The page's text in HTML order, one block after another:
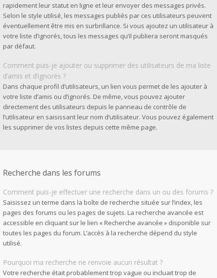
rapidement leur statut en ligne et leur envoyer des messages privés.
Selon le style utilisé, les messages publiés par ces utilisateurs peuvent
éventuellement être mis en surbrillance. Si vous ajoutez un utilisateur à
votre liste d’ignorés, tous les messages qu’il publiera seront masqués
par défaut.
Comment puis-je ajouter ou supprimer des utilisateurs de ma liste
d’amis et d’ignorés ?
Dans chaque profil d’utilisateurs, un lien vous permet de les ajouter à
votre liste d’amis ou d’ignorés. De même, vous pouvez ajouter
directement des utilisateurs depuis le panneau de contrôle de
l’utilisateur en saisissant leur nom d’utilisateur. Vous pouvez également
les supprimer de vos listes depuis cette même page.
Recherche dans les forums
Comment puis-je effectuer une recherche dans un ou des forums ?
Saisissez un terme dans la boîte de recherche située sur l’index, les
pages des forums ou les pages de sujets. La recherche avancée est
accessible en cliquant sur le lien « Recherche avancée » disponible sur
toutes les pages du forum. L’accès à la recherche dépend du style
utilisé.
Pourquoi ma recherche ne renvoie aucun résultat ?
Votre recherche était probablement trop vague ou incluait trop de